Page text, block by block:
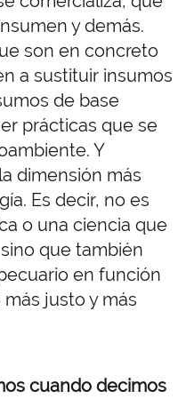
y demás.
son en concreto
a sustituir insumos
de base
prácticas que se
Y
dimensión más
Es decir, no es
o una ciencia que
que también
en función
justo y más
cuando decimos